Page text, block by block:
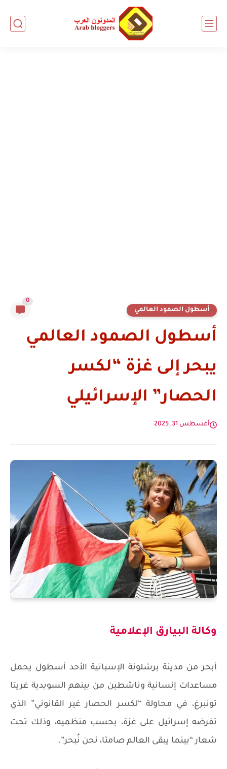
أسطول الصمود العالمي
0
أسطول الصمود العالمي
يبحر إلى غزة “لكسر
الحصار” الإسرائيلي
أغسطس 31, 2025
وكالة البيارق الإعلامية
أبحر من مدينة برشلونة الإسبانية الأحد أسطول يحمل
مساعدات إنسانية وناشطين من بينهم السويدية غريتا
تونبرغ، في محاولة “لكسر الحصار غير القانوني” الذي
تفرضه إسرائيل على غزة، بحسب منظميه، وذلك تحت
شعار “بينما يبقى العالم صامتا، نحن نُبحر”.